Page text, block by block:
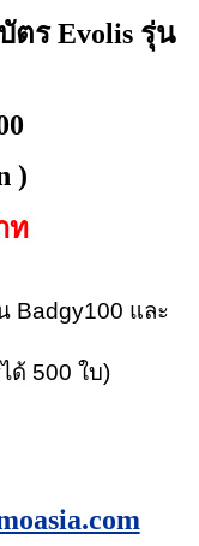
ร Evolis รุ่น
)
ท
Badgy100 และ
ด้ 500 ใบ)